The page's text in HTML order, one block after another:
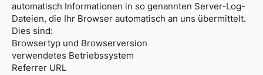
automatisch Informationen in so genannten Server-Log-
Dateien, die Ihr Browser automatisch an uns übermittelt.
Dies sind:
Browsertyp und Browserversion
verwendetes Betriebssystem
Referrer URL